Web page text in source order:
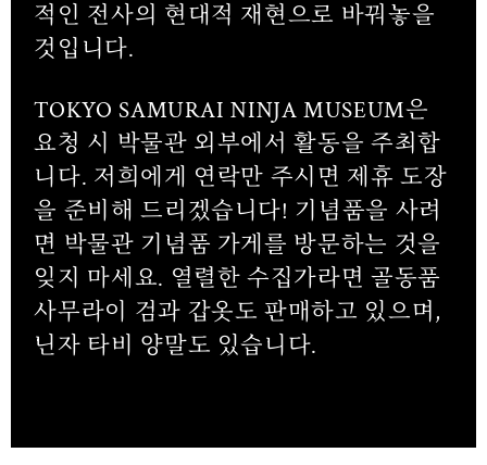
적인 전사의 현대적 재현으로 바꿔놓을
것입니다.
TOKYO SAMURAI NINJA MUSEUM은
요청 시 박물관 외부에서 활동을 주최합
니다. 저희에게 연락만 주시면 제휴 도장
을 준비해 드리겠습니다! 기념품을 사려
면 박물관 기념품 가게를 방문하는 것을
잊지 마세요. 열렬한 수집가라면 골동품
사무라이 검과 갑옷도 판매하고 있으며,
닌자 타비 양말도 있습니다.